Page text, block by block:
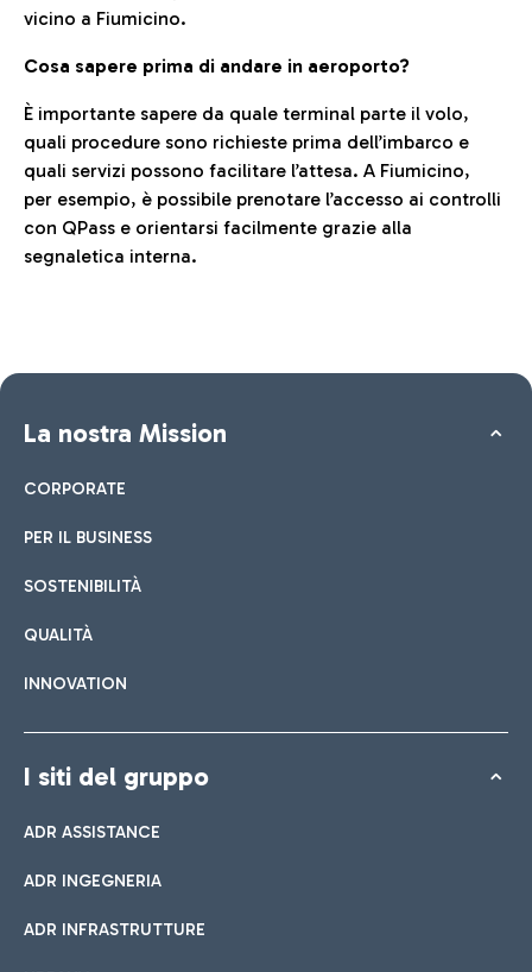
vicino a Fiumicino.
Cosa sapere prima di andare in aeroporto?
È importante sapere da quale terminal parte il volo,
quali procedure sono richieste prima dell’imbarco e
quali servizi possono facilitare l’attesa. A Fiumicino,
per esempio, è possibile prenotare l’accesso ai controlli
con QPass e orientarsi facilmente grazie alla
segnaletica interna.
La nostra Mission
CORPORATE
PER IL BUSINESS
SOSTENIBILITÀ
QUALITÀ
INNOVATION
I siti del gruppo
ADR ASSISTANCE
ADR INGEGNERIA
ADR INFRASTRUTTURE